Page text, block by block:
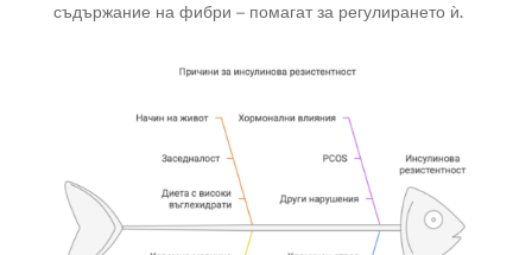
съдържание на фибри – помагат за регулирането ѝ.